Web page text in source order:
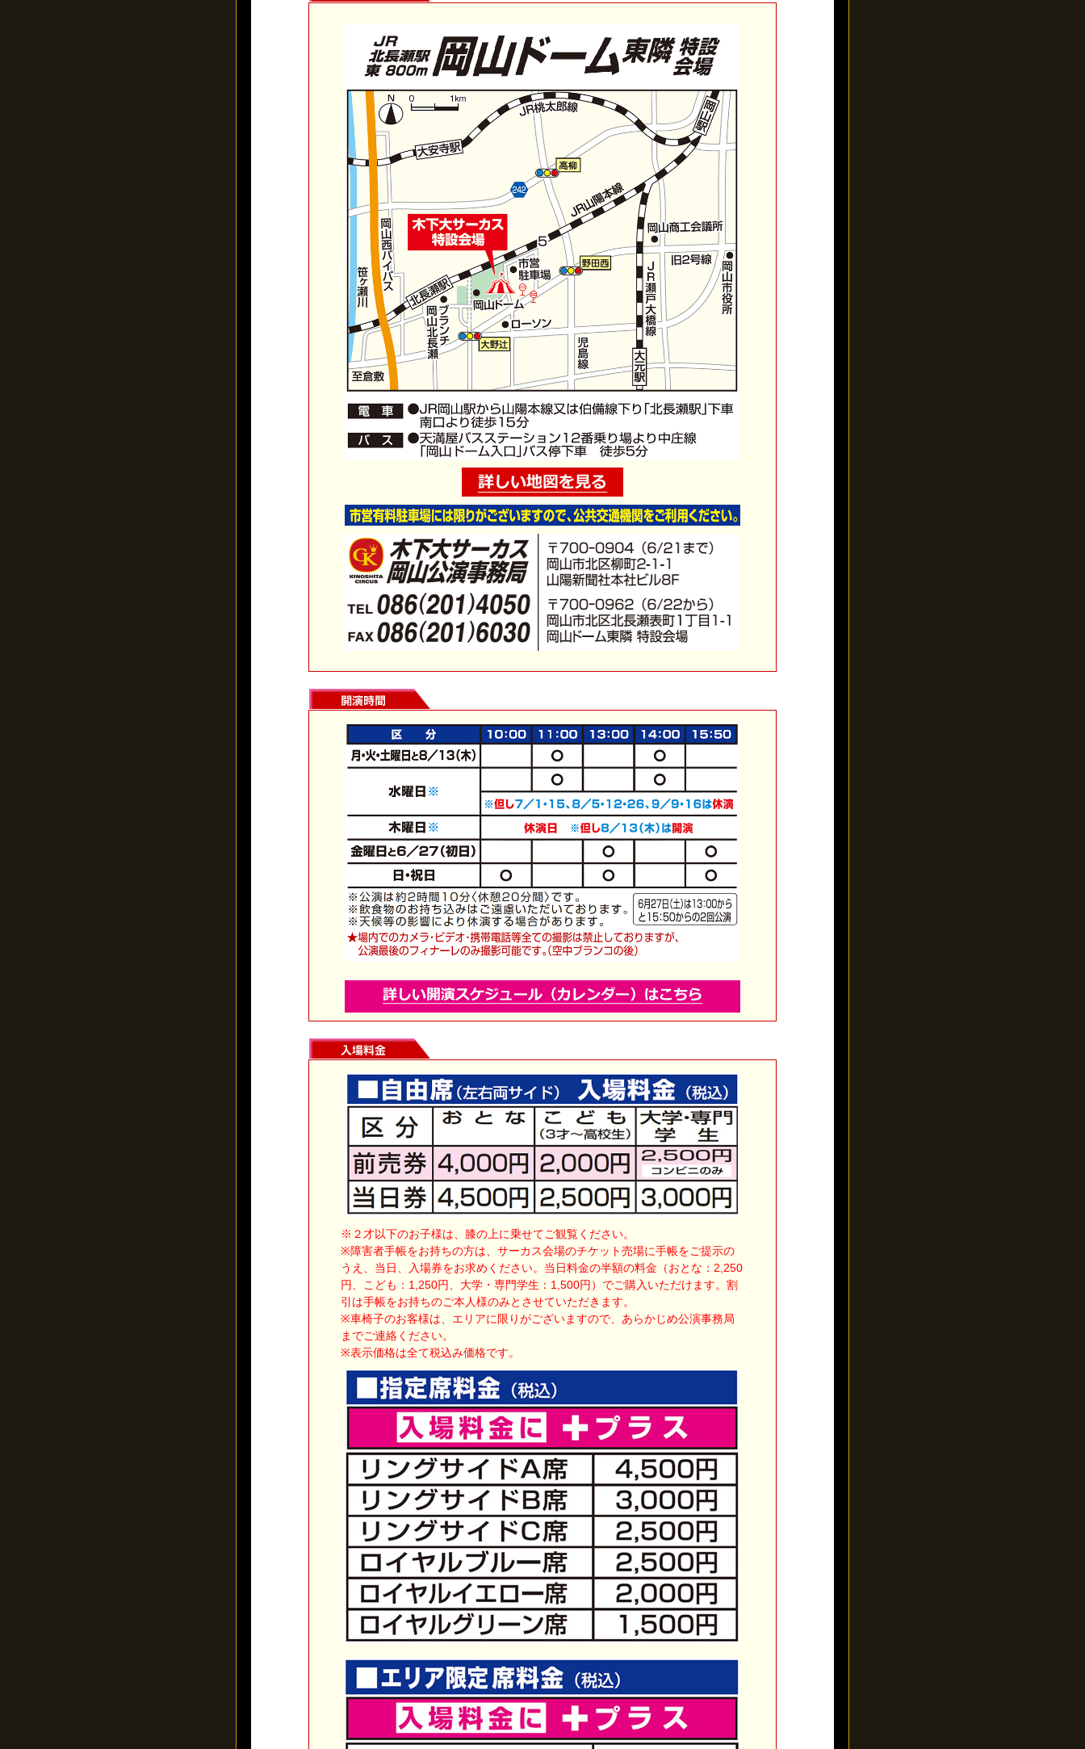
※２才以下のお子様は、膝の上に乗せてご観覧ください。
※障害者手帳をお持ちの方は、サーカス会場のチケット売場に手帳をご提示の
うえ、当日、入場券をお求めください。当日料金の半額の料金（おとな：2,250
円、こども：1,250円、大学・専門学生：1,500円）でご購入いただけます。割
引は手帳をお持ちのご本人様のみとさせていただきます。
※車椅子のお客様は、エリアに限りがございますので、あらかじめ公演事務局
までご連絡ください。
※表示価格は全て税込み価格です。